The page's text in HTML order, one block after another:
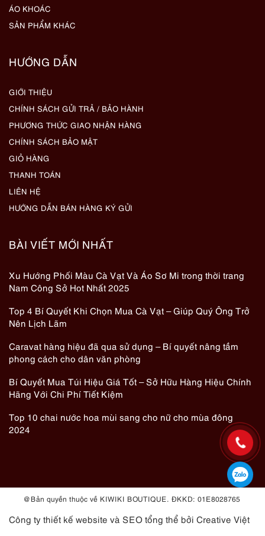
ÁO KHOÁC
SẢN PHẨM KHÁC
HƯỚNG DẪN
GIỚI THIỆU
CHÍNH SÁCH GỬI TRẢ / BẢO HÀNH
PHƯƠNG THỨC GIAO NHẬN HÀNG
CHÍNH SÁCH BẢO MẬT
GIỎ HÀNG
THANH TOÁN
LIÊN HỆ
HƯỚNG DẪN BÁN HÀNG KÝ GỬI
BÀI VIẾT MỚI NHẤT
Xu Hướng Phối Màu Cà Vạt Và Áo Sơ Mi trong thời trang
Nam Công Sở Hot Nhất 2025
Top 4 Bí Quyết Khi Chọn Mua Cà Vạt – Giúp Quý Ông Trở
Nên Lịch Lãm
Caravat hàng hiệu đã qua sử dụng – Bí quyết nâng tầm
phong cách cho dân văn phòng
Bí Quyết Mua Túi Hiệu Giá Tốt – Sở Hữu Hàng Hiệu Chính
Hãng Với Chi Phí Tiết Kiệm
Top 10 chai nước hoa mùi sang cho nữ cho mùa đông
2024
@ Bản quyền thuộc về KIWIKI BOUTIQUE. ĐKKD: 01E8028765
Công ty thiết kế website và SEO tổng thể bởi Creative Việt